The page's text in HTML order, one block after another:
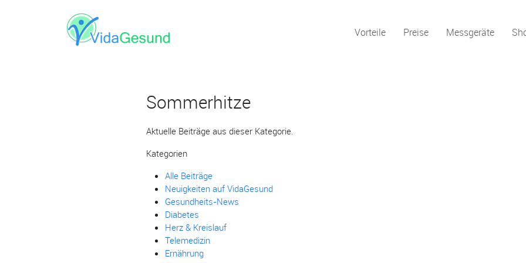
Vorteile Preise Messgeräte
Sommerhitze
Aktuelle Beiträge aus dieser Kategorie.
Kategorien
Alle Beiträge
Neuigkeiten auf VidaGesund
Gesundheits-News
Diabetes
Herz & Kreislauf
Telemedizin
Ernährung